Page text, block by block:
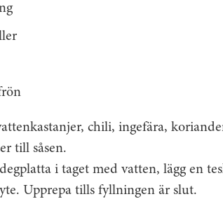
chili, ingefära,
till såsen.
i taget med vatten, lägg en
Upprepa tills fyllningen är slut.